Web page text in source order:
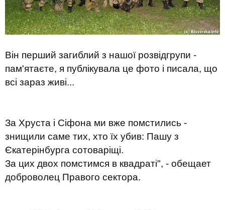
Він перший загиблий з нашої розвідгрупи -
пам'ятаєте, я публікувала це фото і писала, що
всі зараз живі...
За Хруста і Сіфона ми вже помстились -
знищили саме тих, хто їх убив: Пашу з
Єкатерінбурга сотоваріщі.
За цих двох помстимся в квадраті", - обещает
доброволец Правого сектора.